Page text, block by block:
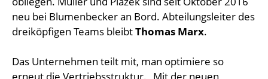
neu bei Blumenbecker an Bord. Abteilungsleiter des
dreiköpfigen Teams bleibtThomas Marx.
Das Unternehmen teilt mit, man optimiere so
erneut die Vertriebsstruktur. „Mit der neuen